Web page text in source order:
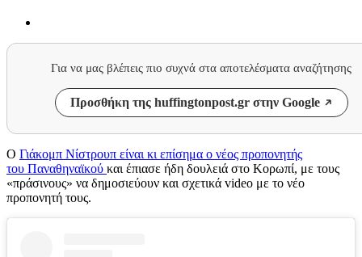
Για να μας βλέπεις πιο συχνά στα αποτελέσματα αναζήτησης
Προσθήκη της huffingtonpost.gr στην Google
Ο Γιάκομπ Νίστρουπ είναι κι επίσημα ο νέος προπονητής
του Παναθηναϊκού και έπιασε ήδη δουλειά στο Κορωπί, με τους
«πράσινους» να δημοσιεύουν και σχετικά video με το νέο
προπονητή τους.